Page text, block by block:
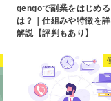
gengoで副業をはじめ
は？｜仕組みや特徴を詳
解説【評判もあり】